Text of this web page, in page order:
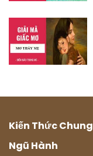
Kiến Thức Chung
Ngũ Hành